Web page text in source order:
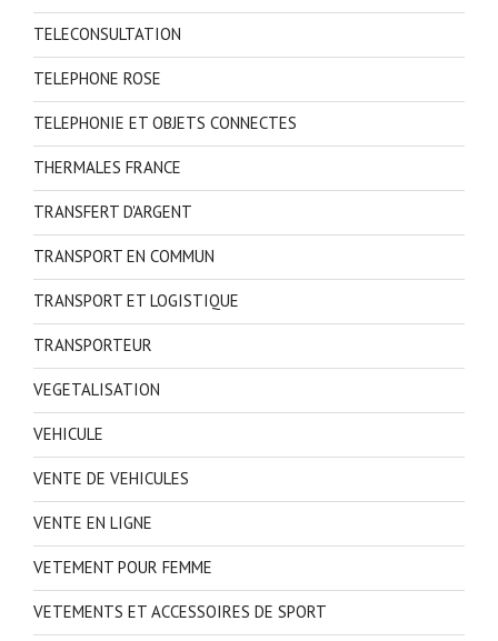
TELECONSULTATION
TELEPHONE ROSE
TELEPHONIE ET OBJETS CONNECTES
THERMALES FRANCE
TRANSFERT D'ARGENT
TRANSPORT EN COMMUN
TRANSPORT ET LOGISTIQUE
TRANSPORTEUR
VEGETALISATION
VEHICULE
VENTE DE VEHICULES
VENTE EN LIGNE
VETEMENT POUR FEMME
VETEMENTS ET ACCESSOIRES DE SPORT